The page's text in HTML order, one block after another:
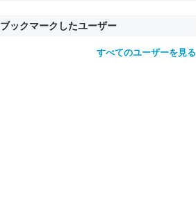
o
w
o
w
ブックマークしたユーザー
すべてのユーザーを見る